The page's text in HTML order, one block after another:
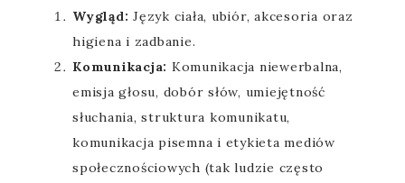
Wygląd: Język ciała, ubiór, akcesoria oraz
higiena i zadbanie.
Komunikacja: Komunikacja niewerbalna,
emisja głosu, dobór słów, umiejętność
słuchania, struktura komunikatu,
komunikacja pisemna i etykieta mediów
społecznościowych (tak ludzie często